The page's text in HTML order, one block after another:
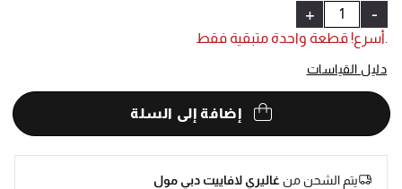
-
+
.أسرع! قطعة واحدة متبقية فقط
دليل القياسات
إضافة إلى السلة
يتم الشحن منغاليري لافاييت دبي مول